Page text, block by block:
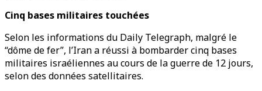
Cinq bases militaires touchées
Selon les informations du Daily Telegraph, malgré le
“dôme de fer”, l’Iran a réussi à bombarder cinq bases
militaires israéliennes au cours de la guerre de 12 jours,
selon des données satellitaires.